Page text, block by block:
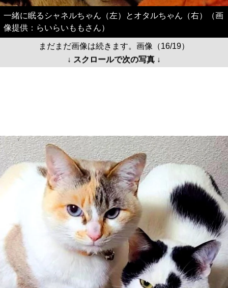
一緒に眠るシャネルちゃん（左）とオタルちゃん（右）（画
像提供：らいらいももさん）
まだまだ画像は続きます。画像（16/19）
↓ スクロールで次の写真 ↓